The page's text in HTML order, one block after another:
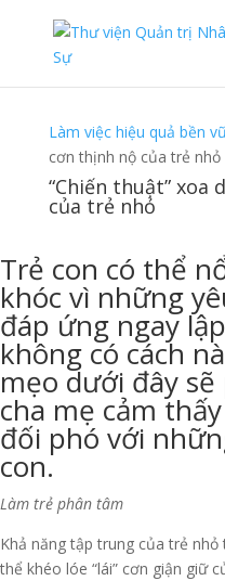
Làm việc hiệu quả bền
cơn thịnh nộ của trẻ nhỏ
“Chiến thuật” xoa
của trẻ nhỏ
Trẻ con có thể
khóc vì những
đáp ứng ngay
không có cách
mẹo dưới đây
cha mẹ cảm
đối phó với
con.
Làm trẻ phân tâm
Khả năng tập trung của trẻ
thể khéo lóe “lái” cơn giận giữ